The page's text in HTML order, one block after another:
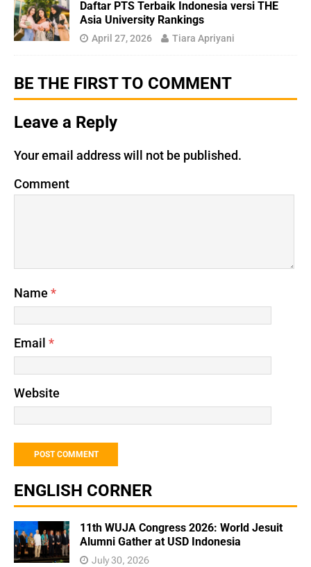
Daftar PTS Terbaik Indonesia versi THE
Asia University Rankings
April 27, 2026 Tiara Apriyani
BE THE FIRST TO COMMENT
Leave a Reply
Your email address will not be published.
Comment
Name *
Email *
Website
ENGLISH CORNER
11th WUJA Congress 2026: World Jesuit
Alumni Gather at USD Indonesia
July 30, 2026